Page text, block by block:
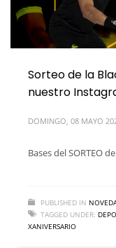
Sorteo de la
nuestro
DOMINGO, 08 MAYO
Bases del SORTEO
PUBLISHED IN
TAGGED UNDER:
XANIVERSARIO